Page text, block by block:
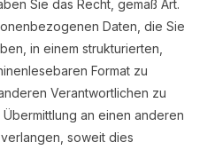
Sie das Recht, gemäß Art.
Daten, die Sie
in einem strukturierten,
Format zu
Verantwortlichen zu
an einen anderen
soweit dies